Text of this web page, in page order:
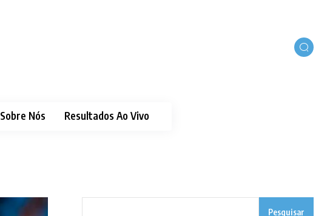
Sobre Nós Resultados Ao Vivo
Pesquisar